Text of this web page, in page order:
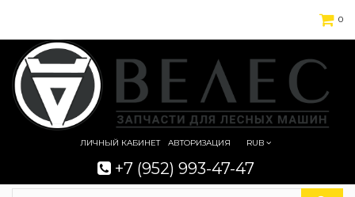
0
ЛИЧНЫЙ КАБИНЕТ АВТОРИЗАЦИЯ RUB
+7 (952) 993-47-47